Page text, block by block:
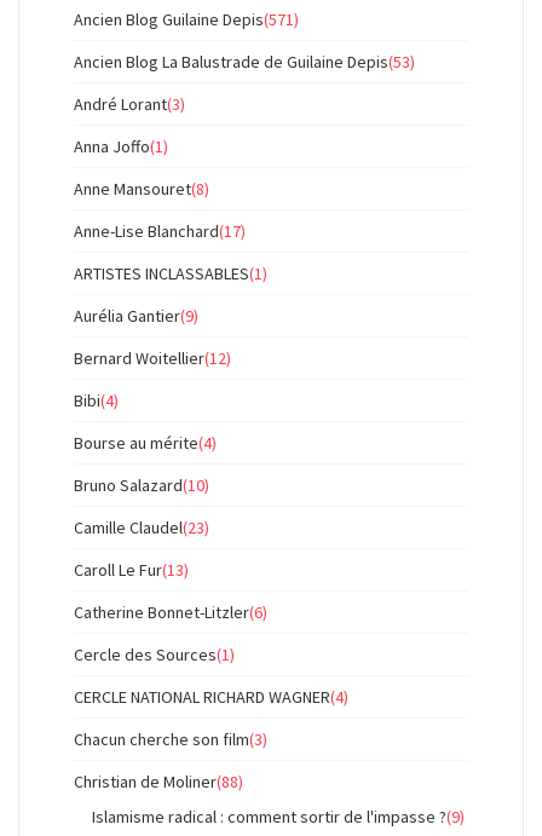
Ancien Blog Guilaine Depis(571)
Ancien Blog La Balustrade de Guilaine Depis(53)
André Lorant(3)
Anna Joffo(1)
Anne Mansouret(8)
Anne-Lise Blanchard(17)
ARTISTES INCLASSABLES(1)
Aurélia Gantier(9)
Bernard Woitellier(12)
Bibi(4)
Bourse au mérite(4)
Bruno Salazard(10)
Camille Claudel(23)
Caroll Le Fur(13)
Catherine Bonnet-Litzler(6)
Cercle des Sources(1)
CERCLE NATIONAL RICHARD WAGNER(4)
Chacun cherche son film(3)
Christian de Moliner(88)
Islamisme radical : comment sortir de l'impasse ?(9)